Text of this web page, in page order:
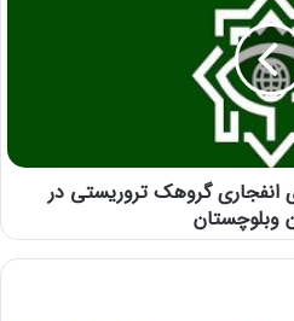
گروهک تروریستی در
وبلوچستان